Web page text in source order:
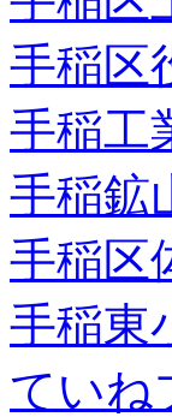
手稲区
手稲工
手稲鉱
手稲区
手稲東
ていね